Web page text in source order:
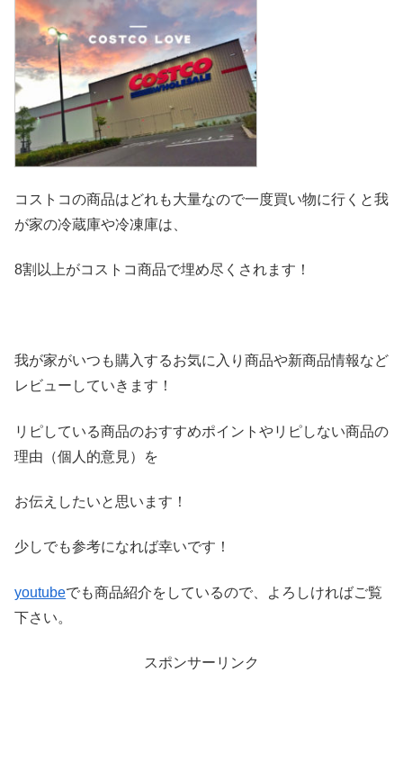
コストコの商品はどれも大量なので一度買い物に行くと我
が家の冷蔵庫や冷凍庫は、
8割以上がコストコ商品で埋め尽くされます！
我が家がいつも購入するお気に入り商品や新商品情報など
レビ ューしていきます！
リピしている商品のおすすめポイントやリピしない商品の
理由（個人的意見）を
お伝えしたいと思います！
少しでも参考になれば幸いです！
youtubeでも商品紹介をしているので、よろしければご覧
下さい。
スポンサーリンク